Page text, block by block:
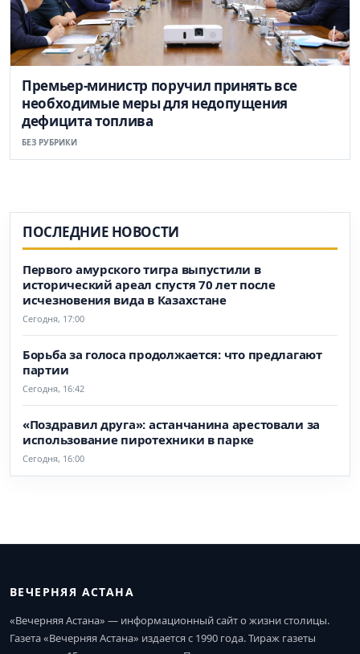
Премьер-министр поручил принять все
необходимые меры для недопущения
дефицита топлива
БЕЗ РУБРИКИ
ПОСЛЕДНИЕ НОВОСТИ
Первого амурского тигра выпустили в
исторический ареал спустя 70 лет после
исчезновения вида в Казахстане
Сегодня, 17:00
Борьба за голоса продолжается: что предлагают
партии
Сегодня, 16:42
«Поздравил друга»: астанчанина арестовали за
использование пиротехники в парке
Сегодня, 16:00
ВЕЧЕРНЯЯ АСТАНА
«Вечерняя Астана» — информационный сайт о жизни столицы.
Газета «Вечерняя Астана» издается с 1990 года. Тираж газеты